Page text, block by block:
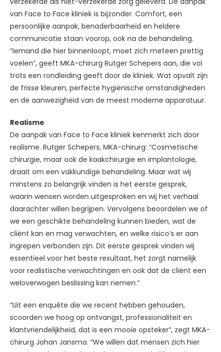
van Face to Face kliniek is bijzonder. Comfort, een
persoonlijke aanpak, benaderbaarheid en heldere
communicatie staan voorop, ook na de behandeling.
“Iemand die hier binnenloopt, moet zich meteen prettig
voelen”, geeft MKA-chirurg Rutger Schepers aan, die vol
trots een rondleiding geeft door de kliniek. Wat opvalt zijn
de frisse kleuren, perfecte hygiënische omstandigheden
en de aanwezigheid van de meest moderne apparatuur.
Realisme
De aanpak van Face to Face kliniek kenmerkt zich door
realisme. Rutger Schepers, MKA-chirurg: “Cosmetische
chirurgie, maar ook de kaakchirurgie en implantologie,
draait om een vakkundige behandeling. Maar wat wij
minstens zo belangrijk vinden is het eerste gesprek,
waarin wensen worden uitgesproken en wij het verhaal
daarachter willen begrijpen. Vervolgens beoordelen we of
we een geschikte behandeling kunnen bieden, wat de
cliënt kan en mag verwachten, en welke risico’s er aan
ingrepen verbonden zijn. Dit eerste gesprek vinden wij
essentieel voor het beste resultaat, het zorgt namelijk
voor realistische verwachtingen en ook dat de cliënt een
weloverwogen beslissing kan nemen.”
“Uit een enquête die we recent hebben gehouden,
scoorden we hoog op ontvangst, professionaliteit en
klantvriendelijkheid, dat is een mooie opsteker”, zegt MKA-
chirurg Johan Jansma. “We willen dat mensen zich hier